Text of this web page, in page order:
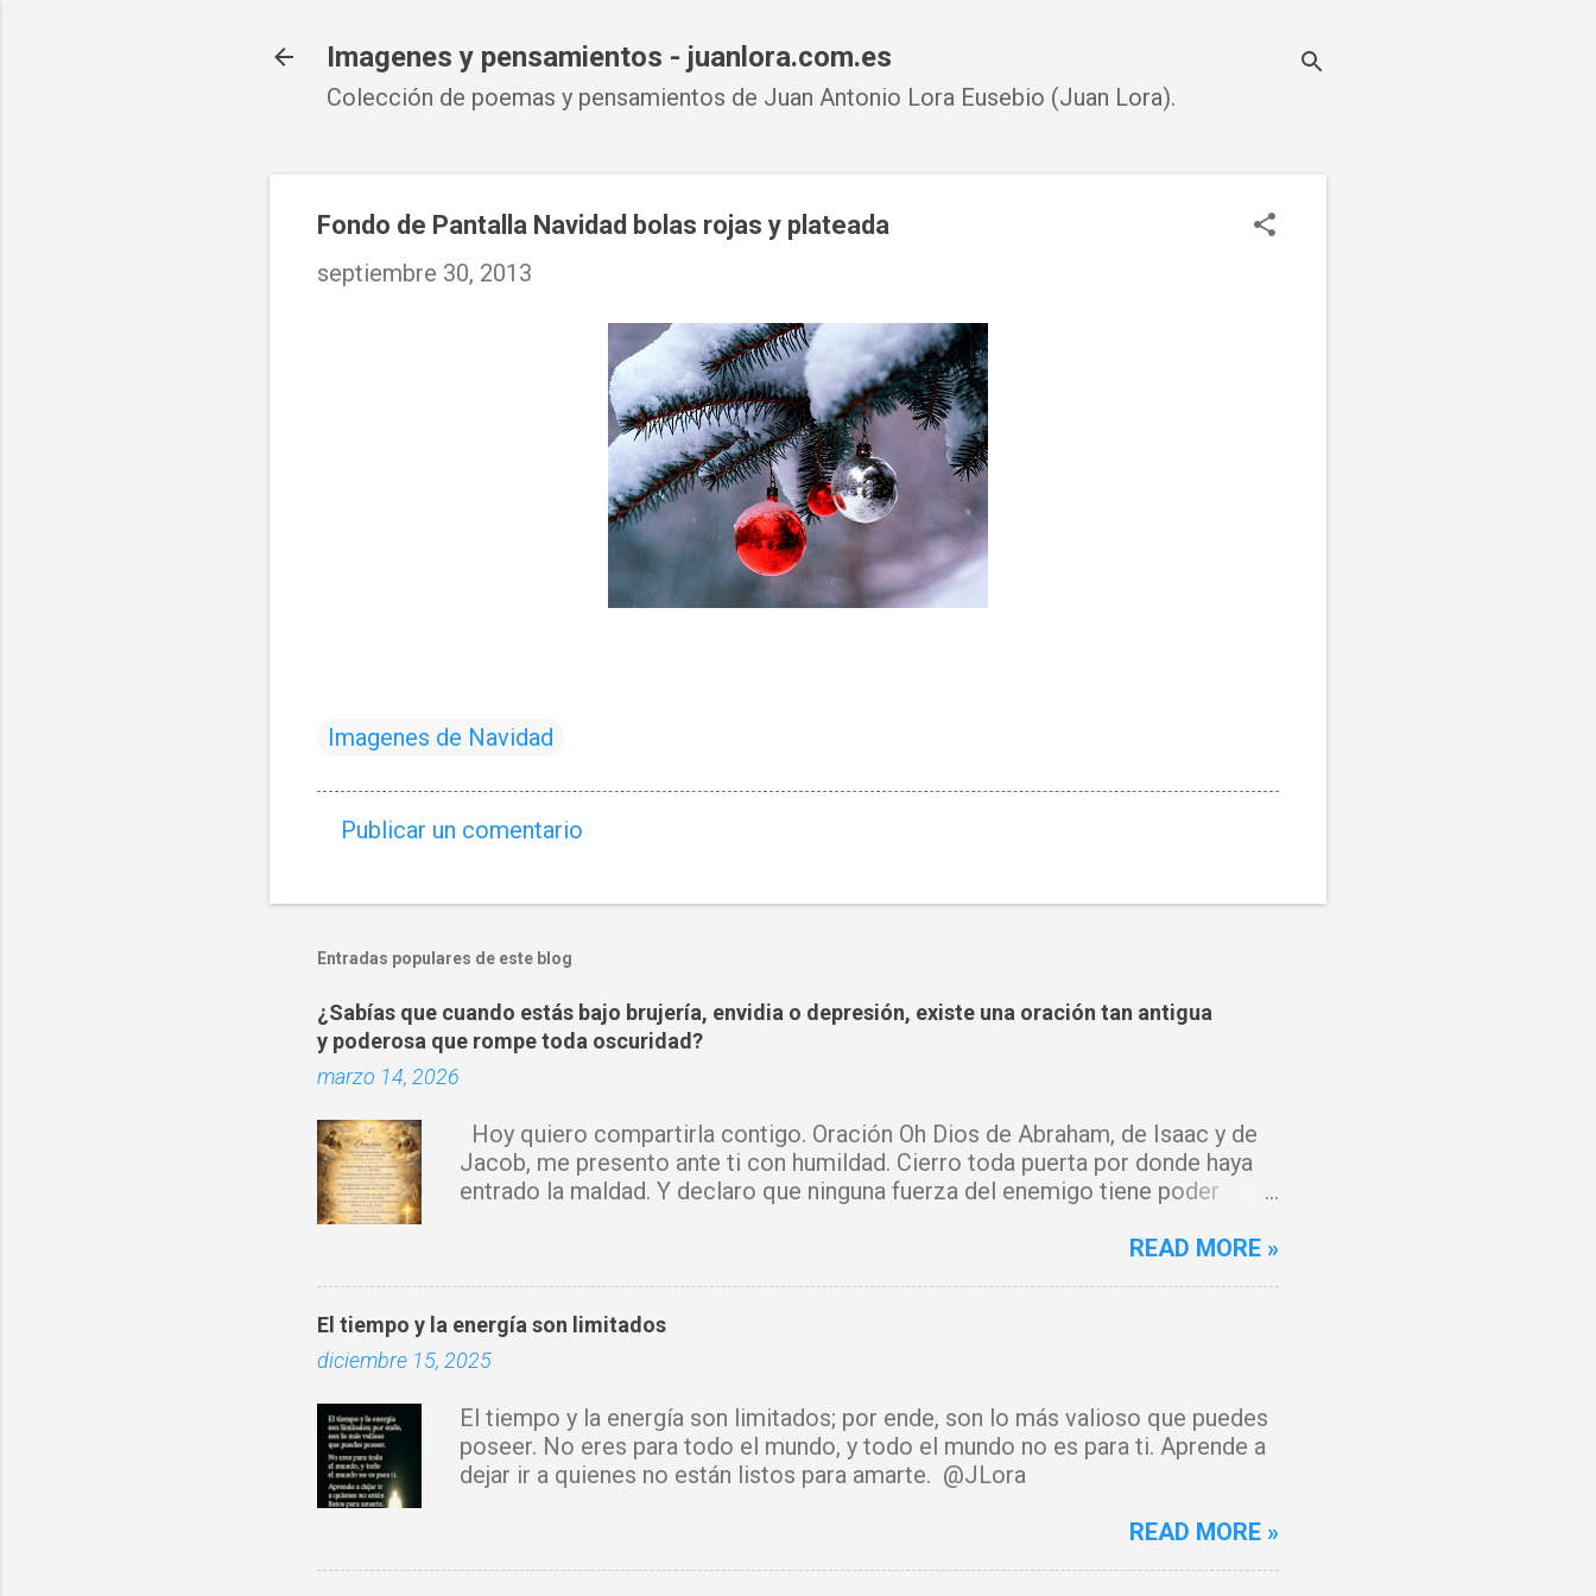
Imagenes y pensamientos - juanlora.com.es
Colección de poemas y pensamientos de Juan Antonio Lora Eusebio (Juan Lora).
Fondo de Pantalla Navidad bolas rojas y plateada
septiembre 30, 2013
Imagenes de Navidad
e
t
a
r
i
o
s
Publicar un comentario
Entradas populares de este blog
¿Sabías que cuando estás bajo brujería, envidia o depresión, existe una oración tan antigua
y poderosa que rompe toda oscuridad?
marzo 14, 2026
Hoy quiero compartirla contigo. Oración Oh Dios de Abraham, de Isaac y de
Jacob, me presento ante ti con humildad. Cierro toda puerta por donde haya
entrado la maldad. Y declaro que ninguna fuerza del enemigo tiene poder
Espíritu Santo purifique todo a mi alrededor. Por el poder del Cordero de Dios,
con tu luz y tu paz. Declaro mi mente libre, mi cuerpo sano y mi espíritu
fortalecido. Donde había temor, hoy hay fe. Donde había llanto, hoy hay gozo. Y
prosperará. Hoy se cierra todo ciclo de oscuridad y comienza un tiempo
nuevo de luz y bendición. Mi vida y mi hogar están cubiertos por la sangre de
Jesucristo. Amén.
READ MORE »
El tiempo y la energía son limitados
diciembre 15, 2025
El tiempo y la energía son limitados; por ende, son lo más valioso que puedes
poseer. No eres para todo el mundo, y todo el mundo no es para ti. Aprende a
dejar ir a quienes no están listos para amarte. @JLora
READ MORE »